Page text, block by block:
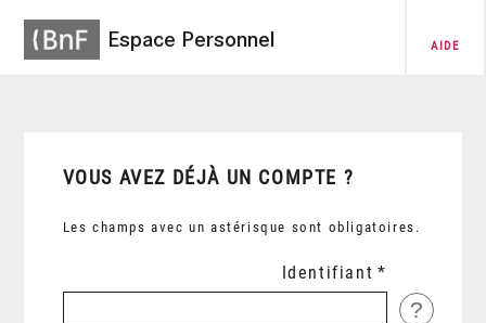
Espace Personnel AIDE
VOUS AVEZ DÉJÀ UN COMPTE ?
Les champs avec un astérisque sont obligatoires.
Identifiant
?